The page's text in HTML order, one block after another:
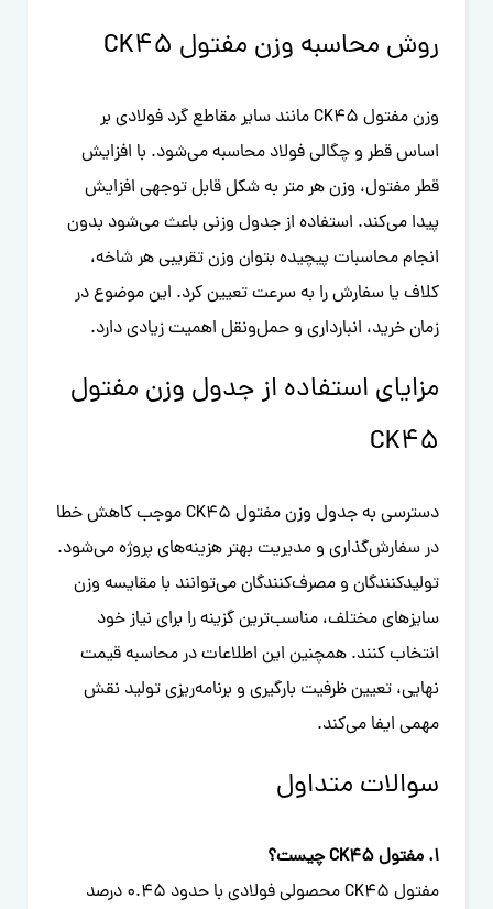
روش محاسبه وزن مفتول CK45
وزن مفتول CK45 مانند سایر مقاطع گرد فولادی بر
اساس قطر و چگالی فولاد محاسبه می‌شود. با افزایش
قطر مفتول، وزن هر متر به شکل قابل توجهی افزایش
پیدا می‌کند. استفاده از جدول وزنی باعث می‌شود بدون
انجام محاسبات پیچیده بتوان وزن تقریبی هر شاخه،
کلاف یا سفارش را به سرعت تعیین کرد. این موضوع در
زمان خرید، انبارداری و حمل‌ونقل اهمیت زیادی دارد.
مزایای استفاده از جدول وزن مفتول
CK45
دسترسی به جدول وزن مفتول CK45 موجب کاهش خطا
در سفارش‌گذاری و مدیریت بهتر هزینه‌های پروژه می‌شود.
تولیدکنندگان و مصرف‌کنندگان می‌توانند با مقایسه وزن
سایزهای مختلف، مناسب‌ترین گزینه را برای نیاز خود
انتخاب کنند. همچنین این اطلاعات در محاسبه قیمت
نهایی، تعیین ظرفیت بارگیری و برنامه‌ریزی تولید نقش
مهمی ایفا می‌کند.
سوالات متداول
1. مفتول CK45 چیست؟
مفتول CK45 محصولی فولادی با حدود 0.45 درصد